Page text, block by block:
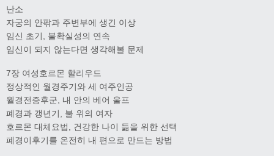
난소
자궁의 안팎과 주변부에 생긴 이상
임신 초기, 불확실성의 연속
임신이 되지 않는다면 생각해볼 문제
7장 여성호르몬 할리우드
정상적인 월경주기와 세 여주인공
월경전증후군, 내 안의 베어 울프
폐경과 갱년기, 불 위의 여자
호르몬 대체요법, 건강한 나이 듦을 위한 선택
폐경이후기를 온전히 내 편으로 만드는 방법